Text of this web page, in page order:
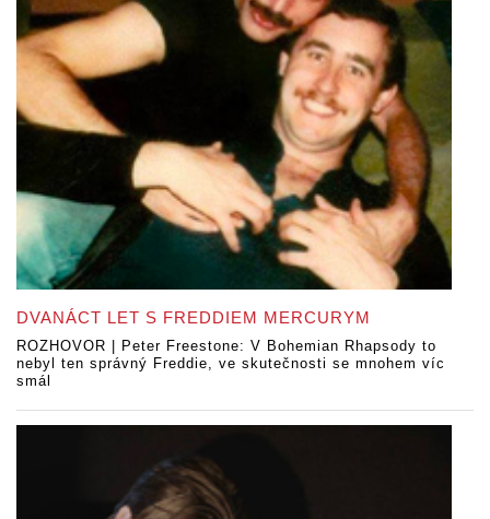
DVANÁCT LET S FREDDIEM MERCURYM
ROZHOVOR | Peter Freestone: V Bohemian Rhapsody to
nebyl ten správný Freddie, ve skutečnosti se mnohem víc
smál